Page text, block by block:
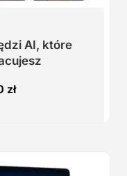
AI, które
złAktualna